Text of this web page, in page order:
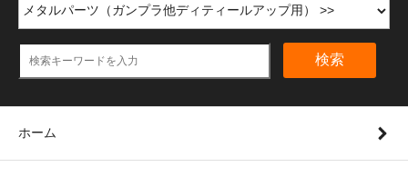
検索
ホーム